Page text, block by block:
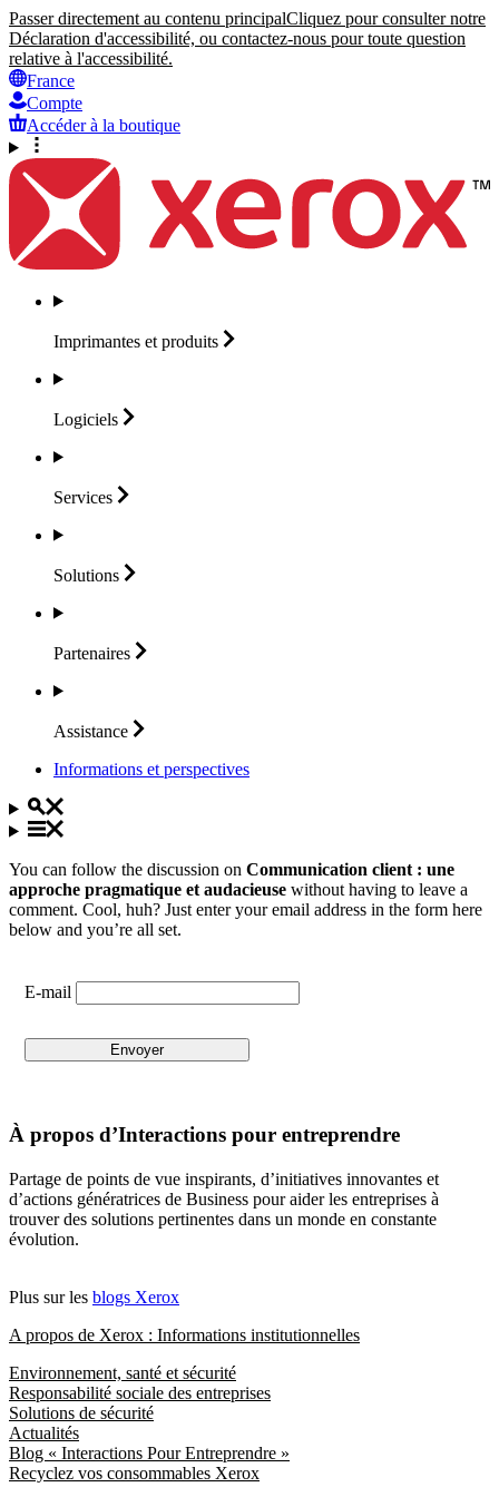
Passer directement au contenu principalCliquez pour consulter notre
Déclaration d'accessibilité, ou contactez-nous pour toute question
relative à l'accessibilité.
France
Compte
Accéder à la boutique
Imprimantes et produits
Logiciels
Services
Solutions
Partenaires
Assistance
Informations et perspectives
You can follow the discussion on Communication client : une
approche pragmatique et audacieuse without having to leave a
comment. Cool, huh? Just enter your email address in the form here
below and you’re all set.
E-mail
À propos d’Interactions pour entreprendre
Partage de points de vue inspirants, d’initiatives innovantes et
d’actions génératrices de Business pour aider les entreprises à
trouver des solutions pertinentes dans un monde en constante
évolution.
Plus sur les blogs Xerox
A propos de Xerox : Informations institutionnelles
Environnement, santé et sécurité
Responsabilité sociale des entreprises
Solutions de sécurité
Actualités
Blog « Interactions Pour Entreprendre »
Recyclez vos consommables Xerox